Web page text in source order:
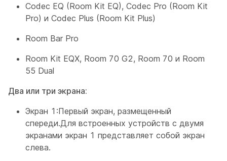
Codec EQ (Room Kit EQ), Codec Pro (Room Kit
Pro) и Codec Plus (Room Kit Plus)
Room Bar Pro
Room Kit EQX, Room 70 G2, Room 70 и Room
55 Dual
Два или три экрана:
Экран 1:Первый экран, размещенный
спереди.Для встроенных устройств с двумя
экранами экран 1 представляет собой экран
слева.